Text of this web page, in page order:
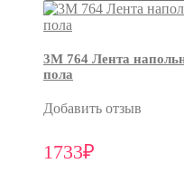
3M 764 Лента
пола
Добавить отзыв
1733₽